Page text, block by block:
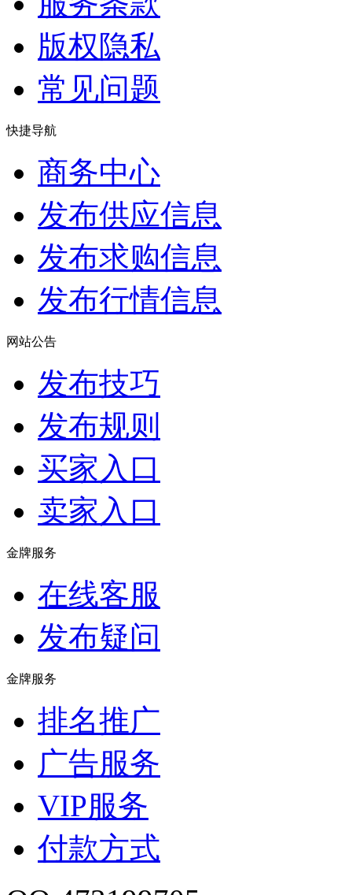
版权隐私
常见问题
快捷导航
商务中心
发布供应信息
发布求购信息
发布行情信息
网站公告
发布技巧
发布规则
买家入口
卖家入口
金牌服务
在线客服
发布疑问
金牌服务
排名推广
广告服务
VIP服务
付款方式